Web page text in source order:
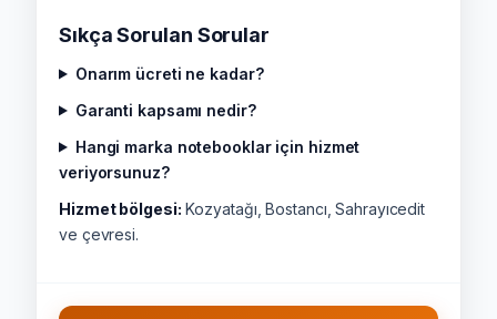
Sıkça Sorulan Sorular
Onarım ücreti ne kadar?
Garanti kapsamı nedir?
Hangi marka notebooklar için hizmet
veriyorsunuz?
Hizmet bölgesi: Kozyatağı, Bostancı, Sahrayıcedit
ve çevresi.